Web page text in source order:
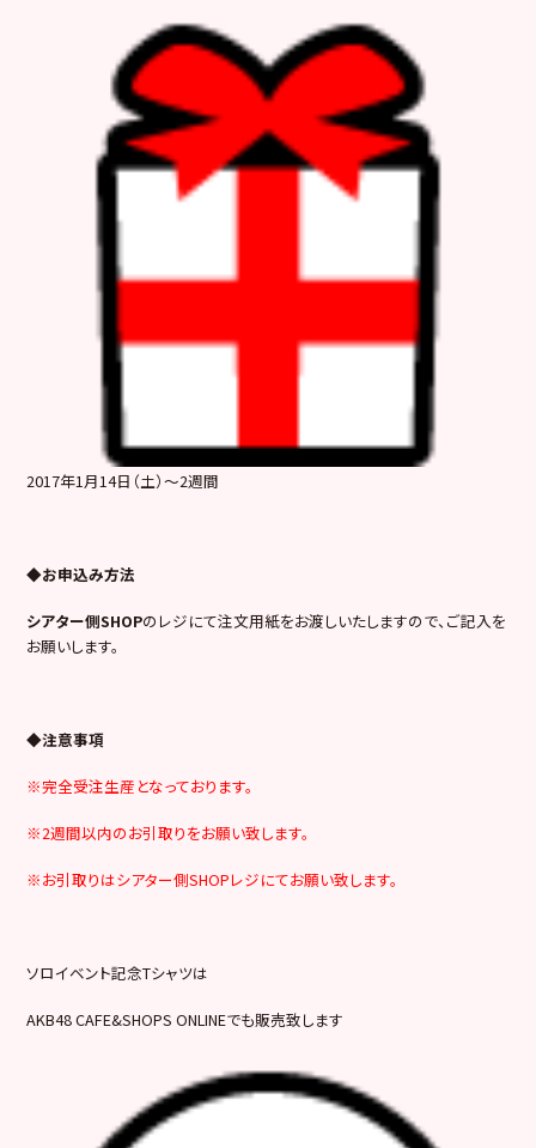
2017年1月14日（土）～2週間
◆お申込み方法
シアター側SHOPのレジにて注文用紙をお渡しいたしますので、ご記入を
お願いします。
◆注意事項
※完全受注生産となっております。
※2週間以内のお引取りをお願い致します。
※お引取りはシアター側SHOPレジにてお願い致します。
ソロイベント記念Tシャツは
AKB48 CAFE&SHOPS ONLINEでも販売致します